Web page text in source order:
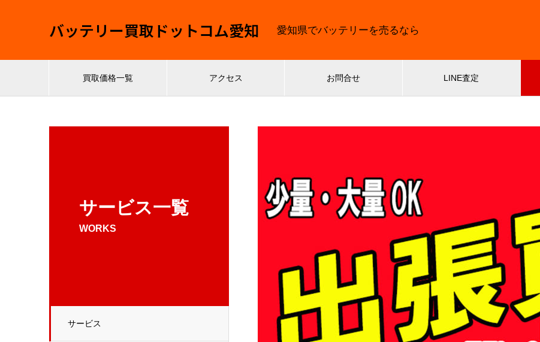
バッテリー買取ドットコム愛知 愛知県でバッテリーを売るなら
買取価格一覧 アクセス お問合せ LINE査定
サービス一覧
WORKS
サービス